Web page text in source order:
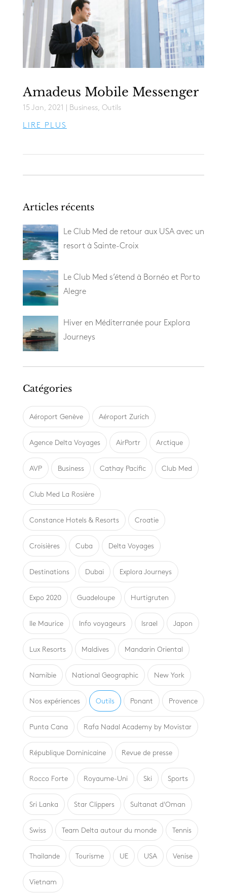
Amadeus Mobile Messenger
15 Jan, 2021 Business, Outils
LIRE PLUS
Articles récents
Le Club Med de retour aux USA avec un
resort à Sainte-Croix
Le Club Med s’étend à Bornéo et Porto
Alegre
Hiver en Méditerranée pour Explora
Journeys
Catégories
Aéroport Genève Aéroport Zurich
Agence Delta Voyages AirPortr Arctique
AVP Business Cathay Pacific Club Med
Club Med La Rosière
Constance Hotels & Resorts Croatie
Croisières Cuba Delta Voyages
Destinations Dubai Explora Journeys
Expo 2020 Guadeloupe Hurtigruten
Ile Maurice Info voyageurs Israel Japon
Lux Resorts Maldives Mandarin Oriental
Namibie National Geographic New York
Nos expériences Outils Ponant Provence
Punta Cana Rafa Nadal Academy by Movistar
République Dominicaine Revue de presse
Rocco Forte Royaume-Uni Ski Sports
Sri Lanka Star Clippers Sultanat d'Oman
Swiss Team Delta autour du monde Tennis
Thailande Tourisme UE USA Venise
Vietnam